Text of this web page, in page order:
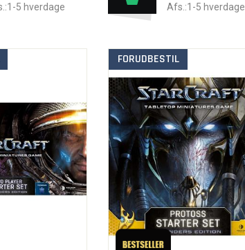
5 hverdage
Afs.:1-5 hverdage
FORUDBESTIL